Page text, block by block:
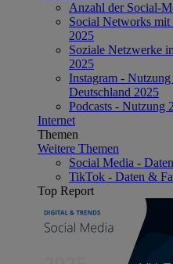
Anzahl der Social-
Social Networks
2025
Soziale Netzwerke
2025
Instagram -
Deutschland 2025
Podcasts - Nutzung
Internet
Themen
Weitere Themen
Social Media -
TikTok - Daten &
Top Report